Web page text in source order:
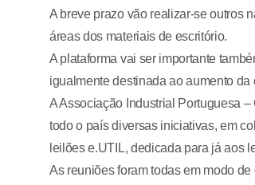
A breve prazo vão realizar-se outros
áreas dos materiais de escritório.
A plataforma vai ser importante
igualmente destinada ao aumento da
A Associação Industrial Portuguesa
todo o país diversas iniciativas, em
leilões e.UTIL, dedicada para já aos
As reuniões foram todas em modo